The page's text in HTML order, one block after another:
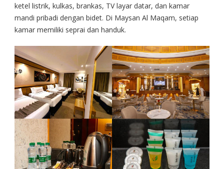
ketel listrik, kulkas, brankas, TV layar datar, dan kamar
mandi pribadi dengan bidet. Di Maysan Al Maqam, setiap
kamar memiliki seprai dan handuk.